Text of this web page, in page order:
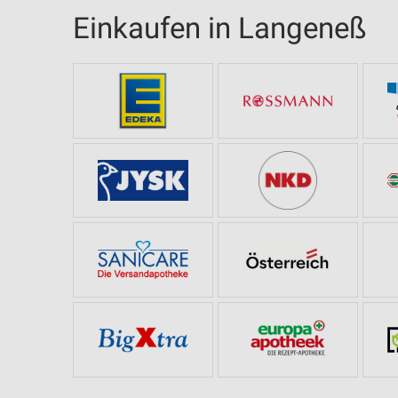
Einkaufen in Langeneß